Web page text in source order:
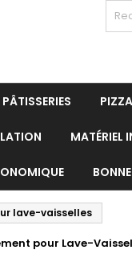
MATÉRIEL
lave-vaisselles
pour Lave-